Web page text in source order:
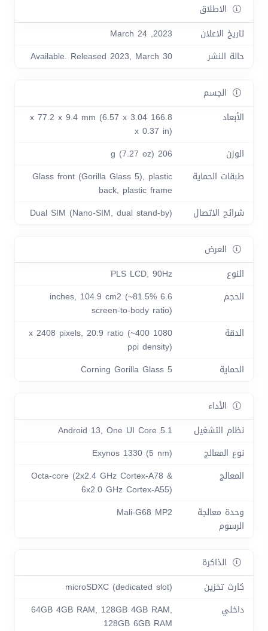
الاطلاق
تاريخ الاعلان
2023, March 24
حالة النشر
Available. Released 2023, March 30
الجسم
الأبعاد
166.8 x 77.2 x 9.4 mm (6.57 x 3.04
x 0.37 in)
الوزن
206 g (7.27 oz)
طبقات الحماية
Glass front (Gorilla Glass 5), plastic
back, plastic frame
شرائح الاتصال
Dual SIM (Nano-SIM, dual stand-by)
العرض
النوع
PLS LCD, 90Hz
الحجم
6.6 inches, 104.9 cm2 (~81.5%
screen-to-body ratio)
الدقة
1080 x 2408 pixels, 20:9 ratio (~400
ppi density)
الحماية
Corning Gorilla Glass 5
الأداء
نظام التشغيل
Android 13, One UI Core 5.1
نوع المعالج
Exynos 1330 (5 nm)
المعالج
Octa-core (2x2.4 GHz Cortex-A78 &
6x2.0 GHz Cortex-A55)
وحدة معالجة
الرسوم
Mali-G68 MP2
الذاكرة
كارت تخزين
microSDXC (dedicated slot)
داخلي
64GB 4GB RAM, 128GB 4GB RAM,
128GB 6GB RAM